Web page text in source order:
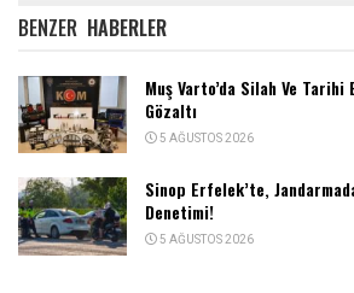
BENZER HABERLER
Muş Varto’da Silah Ve
Gözaltı
5 AĞUSTOS 2026
Sinop Erfelek’te,
Denetimi!
5 AĞUSTOS 2026